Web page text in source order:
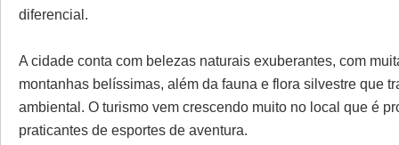
diferencial.
A cidade conta com belezas naturais exuberantes, com
montanhas belíssimas, além da fauna e flora silvestre que
ambiental. O turismo vem crescendo muito no local que é
praticantes de esportes de aventura.